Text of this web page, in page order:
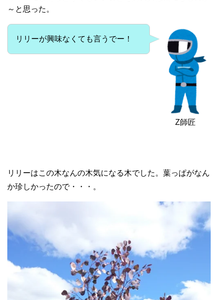
～と思った。
Z師匠
リリーが興味なくても言うでー！
リリーはこの木なんの木気になる木でした。葉っぱがなん
か珍しかったので・・・。